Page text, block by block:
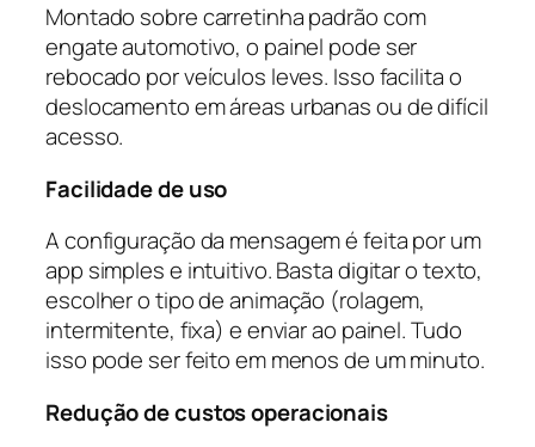
Montado sobre carretinha padrão com
engate automotivo, o painel pode ser
rebocado por veículos leves. Isso facilita o
deslocamento em áreas urbanas ou de difícil
acesso.
Facilidade de uso
A configuração da mensagem é feita por um
app simples e intuitivo. Basta digitar o texto,
escolher o tipo de animação (rolagem,
intermitente, fixa) e enviar ao painel. Tudo
isso pode ser feito em menos de um minuto.
Redução de custos operacionais